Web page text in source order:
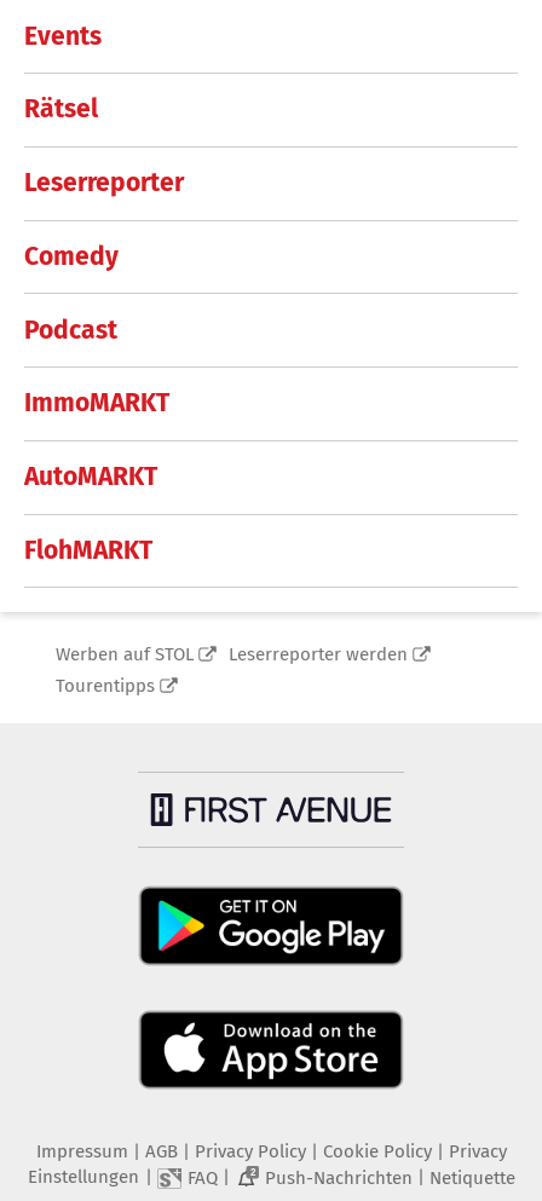
Events
Rätsel
Leserreporter
Comedy
Podcast
ImmoMARKT
AutoMARKT
FlohMARKT
Werben auf STOL
Leserreporter werden
Tourentipps
Impressum AGB Privacy Policy| Cookie Policy| Privacy
Einstellungen
FAQ| 2 Push-Nachrichten Netiquette